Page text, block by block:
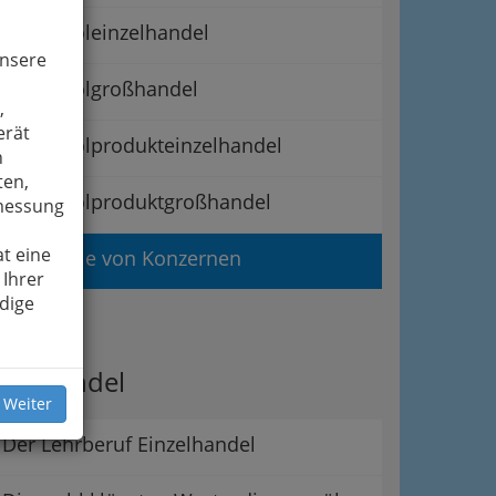
eine
Ihrer
Mineralöleinzelhandel
Mineralölgroßhandel
Mineralölprodukteinzelhandel
Mineralölproduktgroßhandel
Tankstelle von Konzernen
Handel
Der Lehrberuf Einzelhandel